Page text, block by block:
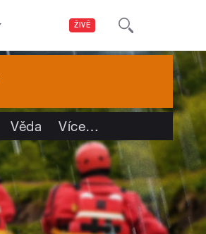
ŽIVĚ
Věda Více…